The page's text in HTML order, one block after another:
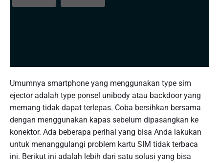
Umumnya smartphone yang menggunakan type sim
ejector adalah type ponsel unibody atau backdoor yang
memang tidak dapat terlepas. Coba bersihkan bersama
dengan menggunakan kapas sebelum dipasangkan ke
konektor. Ada beberapa perihal yang bisa Anda lakukan
untuk menanggulangi problem kartu SIM tidak terbaca
ini. Berikut ini adalah lebih dari satu solusi yang bisa